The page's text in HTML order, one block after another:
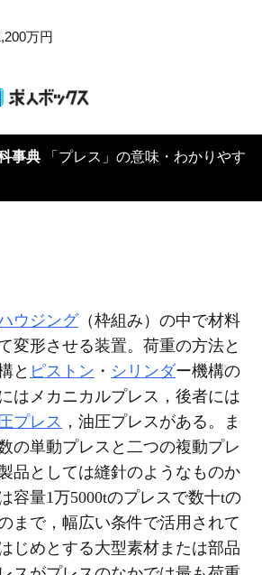
万円
事典 「プレス」の意味・わかりやす
ウジング（枠組み）の中で材料
変形させる装置。荷重の方法と
と ピストン ・ シリンダー機構の
はメカニカルプレス，後者には
プレス ，油圧プレスがある。ま
の単動プレスと二つの複動プレ
品としては縫針のようなものか
容量1万5000tのプレスで数十tの
まで，幅広い条件で活用されて
じめとする大型素材または部品